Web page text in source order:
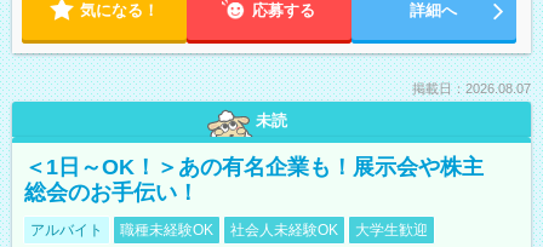
気になる！ 応募する 詳細へ
掲載日：2026.08.07
未読
＜1日～OK！＞あの有名企業も！展示会や株主
総会のお手伝い！
アルバイト 職種未経験OK 社会人未経験OK
大学生歓迎